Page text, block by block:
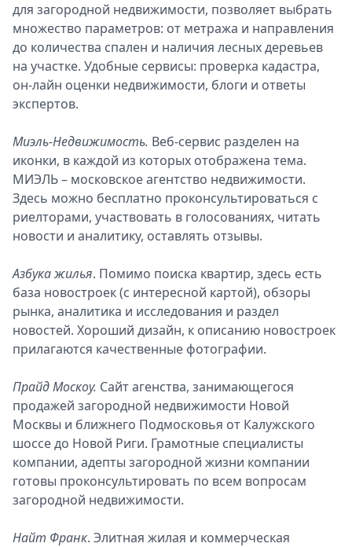
для загородной недвижимости, позволяет выбрать
множество параметров: от метража и направления
до количества спален и наличия лесных деревьев
на участке. Удобные сервисы: проверка кадастра,
он-лайн оценки недвижимости, блоги и ответы
экспертов.
Миэль-Недвижимость. Веб-сервис разделен на
иконки, в каждой из которых отображена тема.
МИЭЛЬ – московское агентство недвижимости.
Здесь можно бесплатно проконсультироваться с
риелторами, участвовать в голосованиях, читать
новости и аналитику, оставлять отзывы.
Азбука жилья. Помимо поиска квартир, здесь есть
база новостроек (с интересной картой), обзоры
рынка, аналитика и исследования и раздел
новостей. Хороший дизайн, к описанию новостроек
прилагаются качественные фотографии.
Прайд Москоу. Сайт агенства, занимающегося
продажей загородной недвижимости Новой
Москвы и ближнего Подмосковья от Калужского
шоссе до Новой Риги. Грамотные специалисты
компании, адепты загородной жизни компании
готовы проконсультировать по всем вопросам
загородной недвижимости.
Найт Франк. Элитная жилая и коммерческая